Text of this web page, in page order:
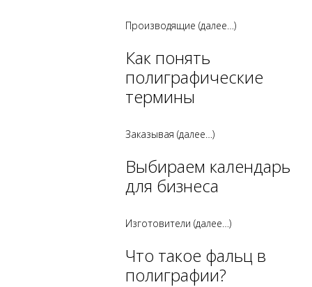
Производящие (далее…)
Как понять
полиграфические
термины
Заказывая (далее…)
Выбираем календарь
для бизнеса
Изготовители (далее…)
Что такое фальц в
полиграфии?